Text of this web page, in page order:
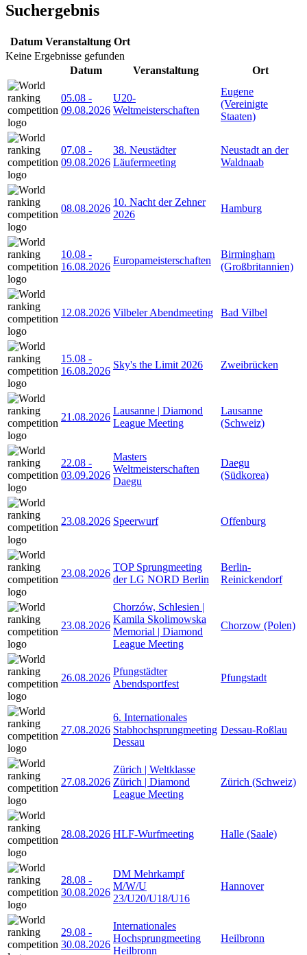
Suchergebnis
Datum Veranstaltung Ort
Keine Ergebnisse gefunden
Datum
Veranstaltung Ort
05.08 -
09.08.2026
U20-
Weltmeisterschaften
Eugene
(Vereinigte
Staaten)
07.08 -
09.08.2026
38. Neustädter
Läufermeeting
Neustadt an der
Waldnaab
08.08.2026
10. Nacht der Zehner
2026
Hamburg
10.08 -
16.08.2026
Europameisterschaften
Birmingham
(Großbritannien)
12.08.2026 Vilbeler Abendmeeting Bad Vilbel
15.08 -
16.08.2026
Sky's the Limit 2026 Zweibrücken
21.08.2026
Lausanne | Diamond
League Meeting
Lausanne
(Schweiz)
22.08 -
03.09.2026
Masters
Weltmeisterschaften
Daegu
Daegu
(Südkorea)
23.08.2026 Speerwurf Offenburg
23.08.2026
TOP Sprungmeeting
der LG NORD Berlin
Berlin-
Reinickendorf
23.08.2026
Chorzów, Schlesien |
Kamila Skolimowska
Memorial | Diamond
League Meeting
Chorzow (Polen)
26.08.2026
Pfungstädter
Abendsportfest
Pfungstadt
27.08.2026
6. Internationales
Stabhochsprungmeeting
Dessau
Dessau-Roßlau
27.08.2026
Zürich | Weltklasse
Zürich | Diamond
League Meeting
Zürich (Schweiz)
28.08.2026 HLF-Wurfmeeting Halle (Saale)
28.08 -
30.08.2026
DM Mehrkampf
M/W/U
23/U20/U18/U16
Hannover
29.08 -
30.08.2026
Internationales
Hochsprungmeeting
Heilbronn
Heilbronn